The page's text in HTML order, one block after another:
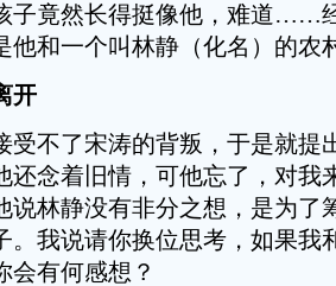
子竟然长得挺像他，难道……
他和一个叫林静（化名）的农
开
不了宋涛的背叛，于是就提
还念着旧情，可他忘了，对我
说林静没有非分之想，是为了
。我说请你换位思考，如果我
会有何感想？